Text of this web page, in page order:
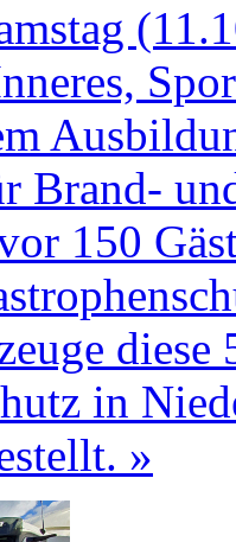
Brand-
150
diese
in
»